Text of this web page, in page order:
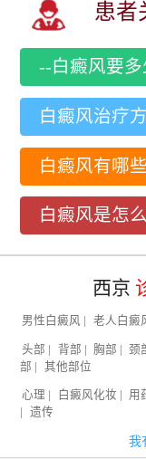
患者
--白癜风要多
白癜风治疗方
白癜风有哪
白癜风是怎
西京
男性白癜风 老人白癜
头部 | 背部 | 胸部 | 颈
部 | 其他部位
心理 白癜风化妆 用
遗传
我